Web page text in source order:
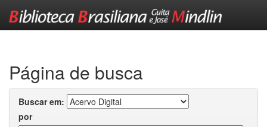
Página de busca
Buscar em:
por